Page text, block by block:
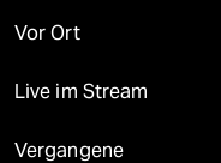
Vor Ort
Live im Stream
Vergangene